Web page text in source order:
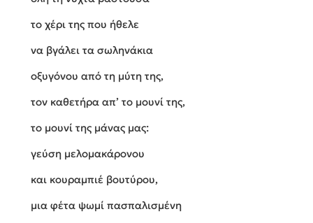
το χέρι της που ήθελε
να βγάλει τα σωληνάκια
οξυγόνου από τη μύτη της,
τον καθετήρα απ’ το μουνί της,
το μουνί της μάνας μας:
γεύση μελομακάρονου
και κουραμπιέ βουτύρου,
μια φέτα ψωμί πασπαλισμένη